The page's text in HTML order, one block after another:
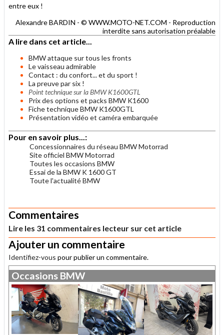
entre eux !
Alexandre BARDIN - © WWW.MOTO-NET.COM - Reproduction
interdite sans autorisation préalable
A lire dans cet article...
BMW attaque sur tous les fronts
Le vaisseau admirable
Contact : du confort... et du sport !
La preuve par six !
Point technique sur la BMW K1600GTL
Prix des options et packs BMW K1600
Fiche technique BMW K1600GTL
Présentation vidéo et caméra embarquée
Pour en savoir plus...:
Concessionnaires du réseau BMW Motorrad
Site officiel BMW Motorrad
Toutes les occasions BMW
Essai de la BMW K 1600 GT
Toute l'actualité BMW
Commentaires
Lire les 31 commentaires lecteur sur cet article
Ajouter un commentaire
Identifiez-vous pour publier un commentaire.
Occasions BMW